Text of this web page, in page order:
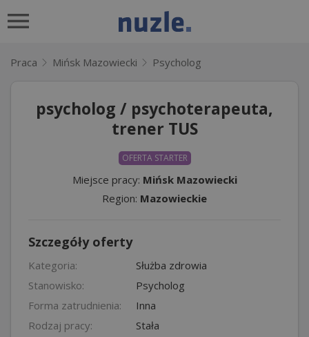
Praca Mińsk Mazowiecki Psycholog
psycholog / psychoterapeuta,
trener TUS
OFERTA STARTER
Miejsce pracy: Mińsk Mazowiecki
Region: Mazowieckie
Szczegóły oferty
Kategoria:
Służba zdrowia
Stanowisko:
Psycholog
Forma zatrudnienia:
Inna
Rodzaj pracy:
Stała